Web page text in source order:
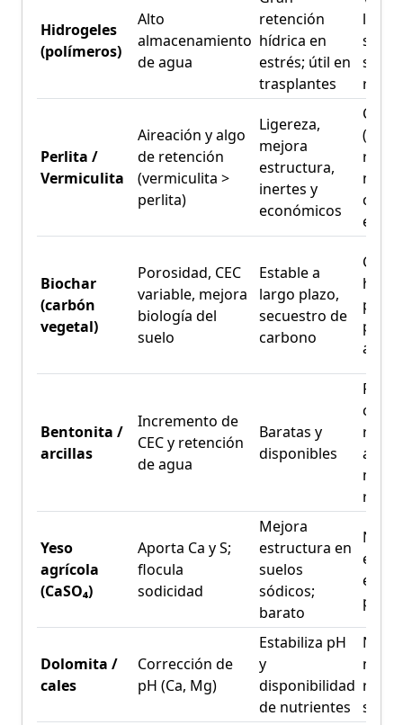
Hidrogeles
(polímeros)
Alto
almacenamiento
de agua
retención
hídrica en
estrés; útil en
trasplantes
rayos
Perlita /
Vermiculita
Aireación y algo
de retención
(vermiculita >
perlita)
Ligereza,
mejora
estructura,
inertes y
económicos
CEC
el
Biochar
(carbón
vegetal)
Porosidad, CEC
variable, mejora
biología del
suelo
Estable a
largo plazo,
secuestro de
carbono
pH;
Bentonita /
arcillas
Incremento de
CEC y retención
de agua
Baratas y
disponibles
riego
Yeso
agrícola
(CaSO₄)
Aporta Ca y S;
flocula
sodicidad
Mejora
estructura en
suelos
sódicos;
barato
No
Dolomita /
cales
Corrección de
pH (Ca, Mg)
Estabiliza pH
y
disponibilidad
de nutrientes
No
ni